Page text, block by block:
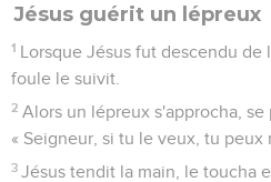
Jésus guérit un lépreux
1 Lorsque Jésus fut descendu de
foule le suivit.
2 Alors un lépreux s'approcha,
« Seigneur, si tu le veux, tu peux
3 Jésus tendit la main, le toucha